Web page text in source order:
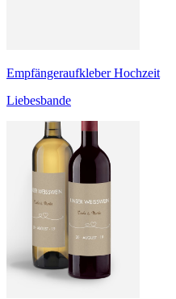
Empfängeraufkleber Hochzeit
Liebesbande